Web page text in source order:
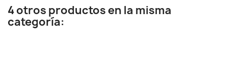
4 otros productos en la misma
categoría: